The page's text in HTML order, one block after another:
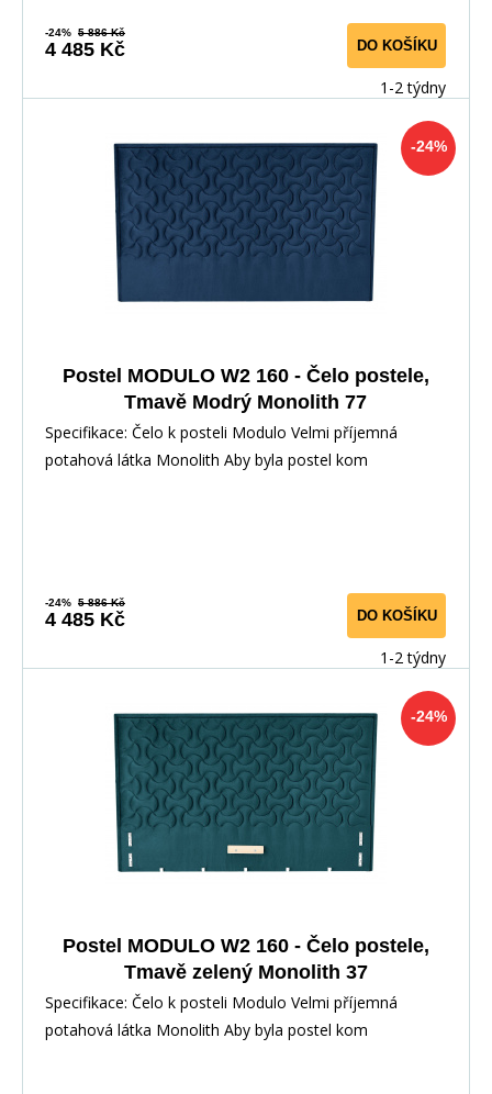
-24% 5 886 Kč
4 485 Kč DO KOŠÍKU
1-2 týdny
-24%
Postel MODULO W2 160 - Čelo postele,
Tmavě Modrý Monolith 77
Specifikace: Čelo k posteli Modulo Velmi příjemná
potahová látka Monolith Aby byla postel kom
-24% 5 886 Kč
4 485 Kč DO KOŠÍKU
1-2 týdny
-24%
Postel MODULO W2 160 - Čelo postele,
Tmavě zelený Monolith 37
Specifikace: Čelo k posteli Modulo Velmi příjemná
potahová látka Monolith Aby byla postel kom